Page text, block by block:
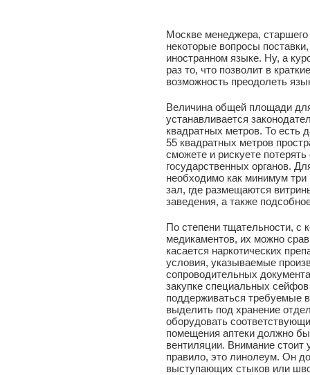
Москве менеджера,
некоторые вопросы
иностранном языке. Ну, а
раз то, что позволит в
возможность преодолеть
Величина общей площади
устанавливается
квадратных метров. То есть
55 квадратных метров
сможете и рискуете
государственных органов.
необходимо как минимум
зал, где размещаются
заведения, а также
По степени тщательности, с
медикаментов, их можно
касается наркотических
условия, указываемые
сопроводительных
закупке специальных
поддерживаться требуемые
выделить под хранение
оборудовать
помещения аптеки должно
вентиляции. Внимание стоит
правило, это линолеум. Он
выступающих стыков или